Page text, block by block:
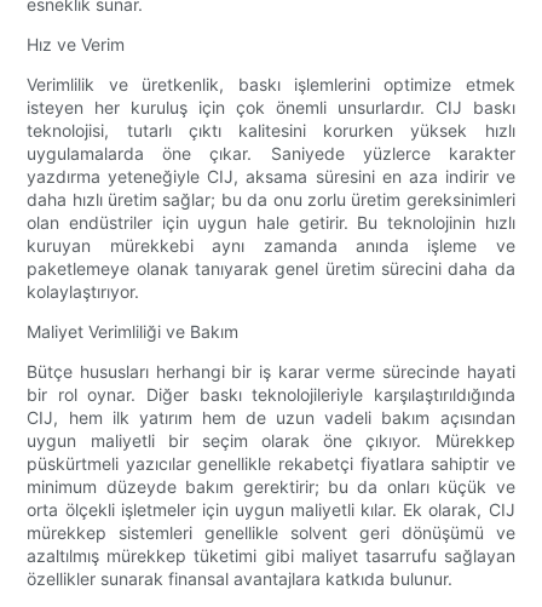
esneklik sunar.
Hız ve Verim
Verimlilik ve üretkenlik, baskı işlemlerini optimize etmek
isteyen her kuruluş için çok önemli unsurlardır. CIJ baskı
teknolojisi, tutarlı çıktı kalitesini korurken yüksek hızlı
uygulamalarda öne çıkar. Saniyede yüzlerce karakter
yazdırma yeteneğiyle CIJ, aksama süresini en aza indirir ve
daha hızlı üretim sağlar; bu da onu zorlu üretim gereksinimleri
olan endüstriler için uygun hale getirir. Bu teknolojinin hızlı
kuruyan mürekkebi aynı zamanda anında işleme ve
paketlemeye olanak tanıyarak genel üretim sürecini daha da
kolaylaştırıyor.
Maliyet Verimliliği ve Bakım
Bütçe hususları herhangi bir iş karar verme sürecinde hayati
bir rol oynar. Diğer baskı teknolojileriyle karşılaştırıldığında
CIJ, hem ilk yatırım hem de uzun vadeli bakım açısından
uygun maliyetli bir seçim olarak öne çıkıyor. Mürekkep
püskürtmeli yazıcılar genellikle rekabetçi fiyatlara sahiptir ve
minimum düzeyde bakım gerektirir; bu da onları küçük ve
orta ölçekli işletmeler için uygun maliyetli kılar. Ek olarak, CIJ
mürekkep sistemleri genellikle solvent geri dönüşümü ve
azaltılmış mürekkep tüketimi gibi maliyet tasarrufu sağlayan
özellikler sunarak finansal avantajlara katkıda bulunur.